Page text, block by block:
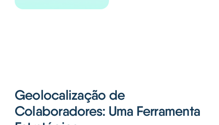
Geolocalização de
Colaboradores: Uma Ferramenta